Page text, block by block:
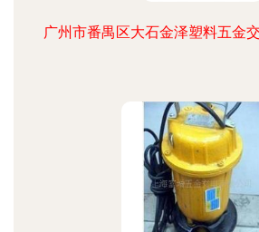
广州市番禺区大石金泽塑料五金